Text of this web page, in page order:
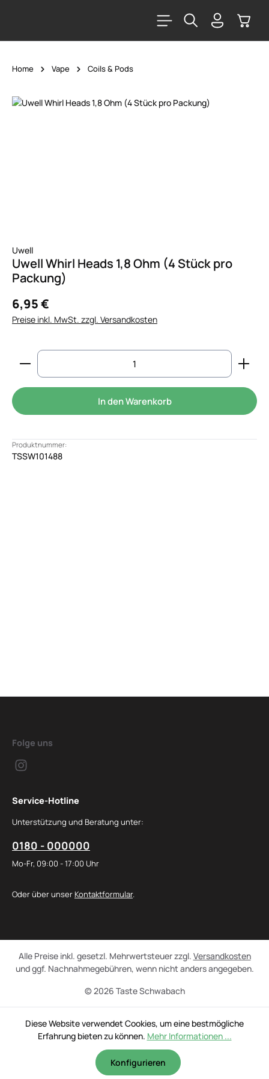
Home Vape Coils & Pods
Bildergalerie überspringen
Uwell
Uwell Whirl Heads 1,8 Ohm (4 Stück pro
Packung)
6,95 €
Preise inkl. MwSt. zzgl. Versandkosten
Produkt Anzahl: Gib den gewünschten Wert
In den Warenkorb
Produktnummer:
TSSW101488
Folge uns
Service-Hotline
Unterstützung und Beratung unter:
0180 - 000000
Mo-Fr, 09:00 - 17:00 Uhr
Oder über unser Kontaktformular.
© 2026 Taste Schwabach
Alle Preise inkl. gesetzl. Mehrwertsteuer zzgl. Versandkosten
und ggf. Nachnahmegebühren, wenn nicht anders angegeben.
Diese Website verwendet Cookies, um eine bestmögliche
Erfahrung bieten zu können. Mehr Informationen ...
Konfigurieren